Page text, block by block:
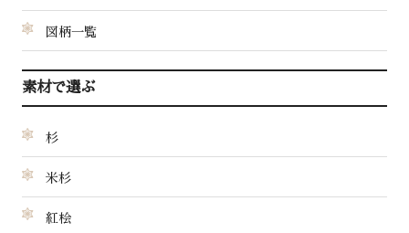
図柄一覧
素材で選ぶ
杉
米杉
紅桧